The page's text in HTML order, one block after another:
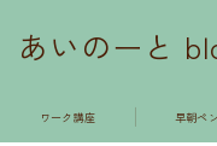
あいのーと
ワーク講座 早朝ペ